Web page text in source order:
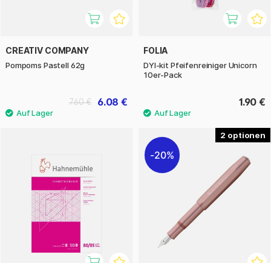
CREATIV COMPANY
Pompoms Pastell 62g
6.08 €
7.60 €
FOLIA
DYI-kit Pfeifenreiniger Unicorn
10er-Pack
1.90 €
2
20%